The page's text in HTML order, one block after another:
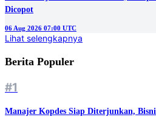
Dicopot
06 Aug 2026 07:00 UTC
Lihat selengkapnya
Berita Populer
#1
Manajer Kopdes Siap Diterjunkan,